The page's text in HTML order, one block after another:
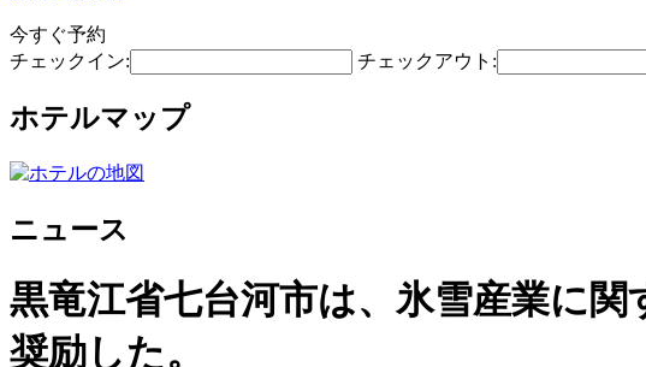
今すぐ予約
チェックイン:
チェックアウト:
ホテルマップ
ニュース
黒竜江省七台河市は、氷雪産業に
奨励した。